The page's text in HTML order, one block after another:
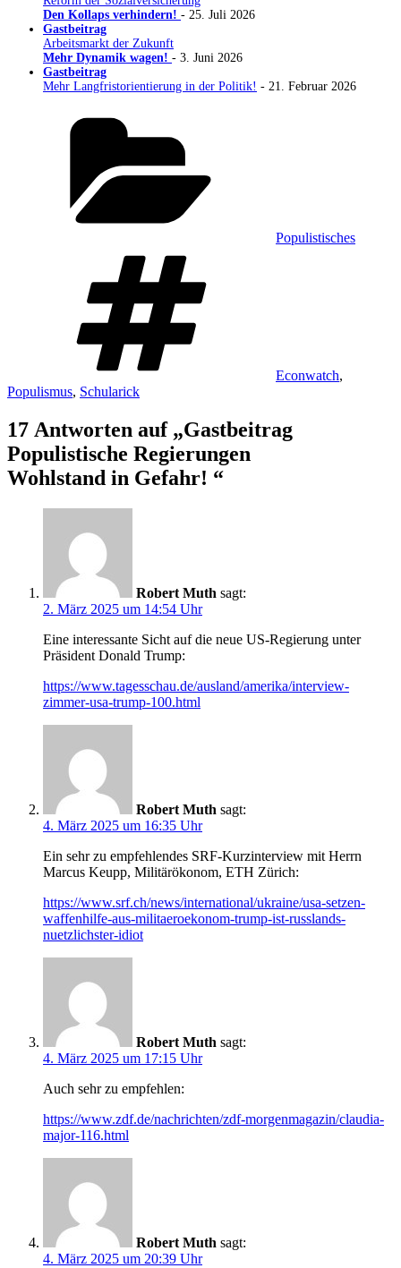
Den Kollaps verhindern! - 25. Juli 2026
Gastbeitrag
Arbeitsmarkt der Zukunft
Mehr Dynamik wagen! - 3. Juni 2026
Gastbeitrag
Mehr Langfristorientierung in der Politik! - 21. Februar 2026
Populistisches
Econwatch,
Populismus, Schularick
17 Antworten auf „Gastbeitrag
Populistische Regierungen
Wohlstand in Gefahr! “
Robert Muth sagt:
2. März 2025 um 14:54 Uhr
Eine interessante Sicht auf die neue US-Regierung unter
Präsident Donald Trump:
https://www.tagesschau.de/ausland/amerika/interview-
zimmer-usa-trump-100.html
Robert Muth sagt:
4. März 2025 um 16:35 Uhr
Ein sehr zu empfehlendes SRF-Kurzinterview mit Herrn
Marcus Keupp, Militärökonom, ETH Zürich:
https://www.srf.ch/news/international/ukraine/usa-setzen-
waffenhilfe-aus-militaeroekonom-trump-ist-russlands-
nuetzlichster-idiot
Robert Muth sagt:
4. März 2025 um 17:15 Uhr
Auch sehr zu empfehlen:
https://www.zdf.de/nachrichten/zdf-morgenmagazin/claudia-
major-116.html
Robert Muth sagt:
4. März 2025 um 20:39 Uhr